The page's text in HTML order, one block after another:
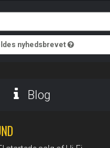
nyhedsbrevet
Blog